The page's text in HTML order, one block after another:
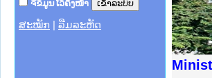
ຈື່ຂໍ້ມູນໄວ້ຄັ້ງໜ້າ
ສະໝັກ ລືມລະຫັດ